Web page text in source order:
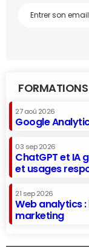
FORMATIONS
27 aoû 2026
Google
03 sep 2026
ChatGPT et IA
et usages
21 sep 2026
Web analytics
marketing